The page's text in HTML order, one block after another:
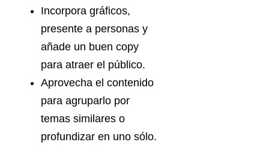
Incorpora gráficos,
presente a personas y
añade un buen copy
para atraer el público.
Aprovecha el contenido
para agruparlo por
temas similares o
profundizar en uno sólo.